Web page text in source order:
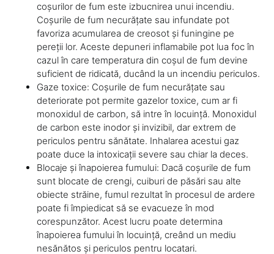
coșurilor de fum este izbucnirea unui incendiu.
Coșurile de fum necurățate sau infundate pot
favoriza acumularea de creosot și funingine pe
pereții lor. Aceste depuneri inflamabile pot lua foc în
cazul în care temperatura din coșul de fum devine
suficient de ridicată, ducând la un incendiu periculos.
Gaze toxice: Coșurile de fum necurățate sau
deteriorate pot permite gazelor toxice, cum ar fi
monoxidul de carbon, să intre în locuință. Monoxidul
de carbon este inodor și invizibil, dar extrem de
periculos pentru sănătate. Inhalarea acestui gaz
poate duce la intoxicații severe sau chiar la deces.
Blocaje și înapoierea fumului: Dacă coșurile de fum
sunt blocate de crengi, cuiburi de păsări sau alte
obiecte străine, fumul rezultat în procesul de ardere
poate fi împiedicat să se evacueze în mod
corespunzător. Acest lucru poate determina
înapoierea fumului în locuință, creând un mediu
nesănătos și periculos pentru locatari.